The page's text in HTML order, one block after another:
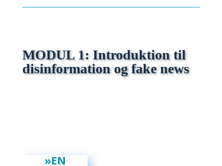
MODUL 1: Introduktion til
disinformation og fake news
»EN